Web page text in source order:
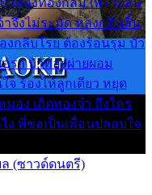
จึงไม่ระมัด หลงกลิ่นลิ้น
งกลีบโรย ต้องร้อนรุม บัว
รา บัวทองผ่ายผอม
จ ร้องไห้ลูกเดียว หยุด
มอง เถิดทองจ๋า ถึงใคร
ง พี่ขอเป็นเพื่อนปลอบใจ
(ซาวด์ดนตรี)